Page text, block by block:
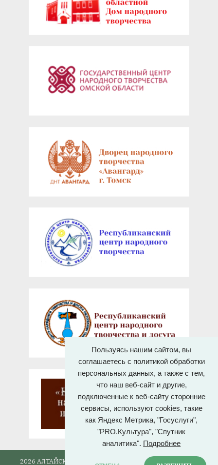
Пользуясь нашим сайтом, вы
соглашаетесь с политикой обработки
персональных данных, а также с тем,
что наш веб-сайт и другие,
подключенные к веб-сайту сторонние
сервисы, используют cookies, такие
как Яндекс Метрика, "Госуслуги",
"PRO.Культура", "Спутник
аналитика". Подробнее
2026 АЛТАЙСКИЙ ГОСУДАРСТВЕННЫЙ ДОМ НАРОДНОГО